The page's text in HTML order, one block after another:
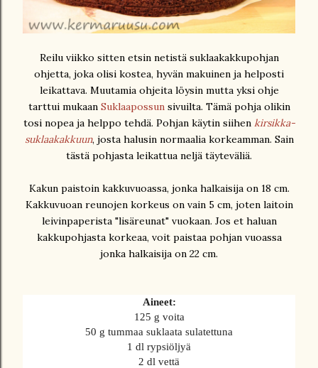
Reilu viikko sitten etsin netistä suklaakakkupohjan
ohjetta, joka olisi kostea, hyvän makuinen ja helposti
leikattava. Muutamia ohjeita löysin mutta yksi ohje
tarttui mukaan Suklaapossunsivuilta. Tämä pohja olikin
tosi nopea ja helppo tehdä. Pohjan käytin siihen kirsikka-
suklaakakkuun, josta halusin normaalia korkeamman. Sain
tästä pohjasta leikattua neljä täyteväliä.
Kakun paistoin kakkuvuoassa, jonka halkaisija on 18 cm.
Kakkuvuoan reunojen korkeus on vain 5 cm, joten laitoin
leivinpaperista "lisäreunat" vuokaan. Jos et haluan
kakkupohjasta korkeaa, voit paistaa pohjan vuoassa
jonka halkaisija on 22 cm.
Aineet:
125 g voita
50 g tummaa suklaata sulatettuna
1 dl rypsiöljyä
2 dl vettä